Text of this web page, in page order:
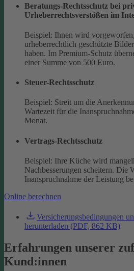
Beratungs-Rechtsschutz bei
Urheberrechtsverstößen im
Beispiel: Ihnen wird
urheberrechtlich geschützte
haben. Im Premium-Schutz
einer Summe von 500 Euro.
Steuer-Rechtsschutz
Beispiel: Streit um die
Wartezeit für die
Monat.
Vertrags-Rechtsschutz
Beispiel: Ihre Küche wird
Nachbesserungen scheitern. Die
Inanspruchnahme der Leistung
Online berechnen
Versicherungsbedingungen
herunterladen (PDF, 862 KB)
Erfahrungen unserer
Kund:innen